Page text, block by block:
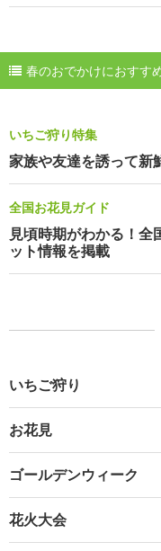
春のおでかけにおすす
いちご狩り特集
家族や友達を誘って新
全国お花見ガイド
見頃時期がわかる！
ット情報を掲載
いちご狩り
お花見
ゴールデンウィーク
花火大会